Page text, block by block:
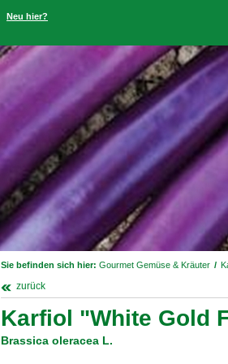
Neu hier?
Sie befinden sich hier: Gourmet Gemüse & Kräuter /
zurück
Karfiol "White Gold
Brassica oleracea L.